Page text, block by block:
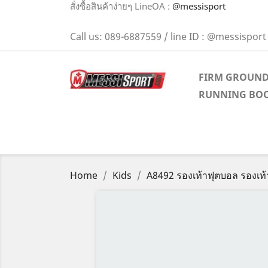
สั่งซื้อสินค้าง่ายๆ LineOA : @messisport
Call us: 089-6887559 / line ID : @messisport
FIRM
RUNNING
Home Kids A8492 รองเท้าฟุตบอล รอง